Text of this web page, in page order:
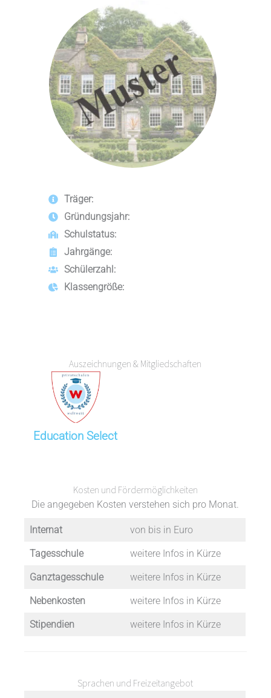
Träger:
Gründungsjahr:
Schulstatus:
Jahrgänge:
Schülerzahl:
Klassengröße:
Auszeichnungen & Mitgliedschaften
Education Select
Kosten und Fördermöglichkeiten
Die angegeben Kosten verstehen sich pro Monat.
Internat von bis in Euro
Tagesschule weitere Infos in Kürze
Ganztagesschule weitere Infos in Kürze
Nebenkosten weitere Infos in Kürze
Stipendien weitere Infos in Kürze
Sprachen und Freizeitangebot